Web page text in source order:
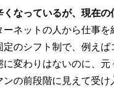
なっているが、現在
ーネットの人から仕事
定のシフト制で、例え
に変わりはないのに、
の前段階に見えて受け